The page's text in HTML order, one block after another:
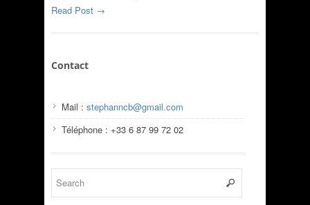
Read Post →
Contact
Mail : stephanncb@gmail.com
Téléphone : +33 6 87 99 72 02